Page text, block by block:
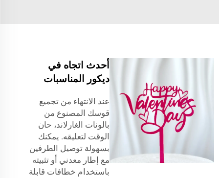
أحدث اتجاه في
ديكور المناسبات
عند الانتهاء من تجميع
قوسك المصنوع من
بالونات الغارلاند، حان
الوقت لتعليقه. يمكنك
بسهولة توصيل الطرفين
مع إطار معدني أو تثبيته
باستخدام خطافات قابلة